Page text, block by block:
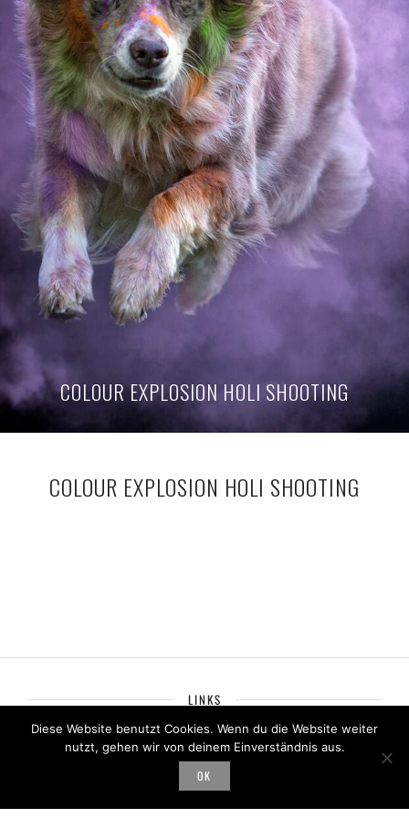
COLOUR EXPLOSION HOLI SHOOTING
COLOUR EXPLOSION HOLI SHOOTING
LINKS
Datenschutz–AGB–Impressum
Diese Website benutzt Cookies. Wenn du die Website weiter
nutzt, gehen wir von deinem Einverständnis aus.
OK